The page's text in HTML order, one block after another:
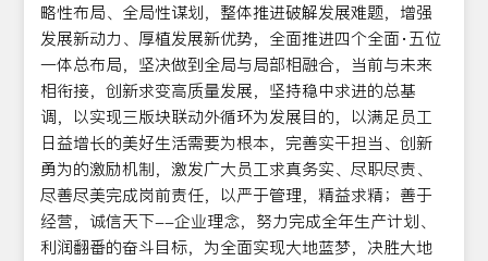
略性布局、全局性谋划，整体推进破解发展难题，增强
发展新动力、厚植发展新优势，全面推进四个全面·五位
一体总布局，坚决做到全局与局部相融合，当前与未来
相衔接，创新求变高质量发展，坚持稳中求进的总基
调，以实现三版块联动外循环为发展目的，以满足员工
日益增长的美好生活需要为根本，完善实干担当、创新
勇为的激励机制，激发广大员工求真务实、尽职尽责、
尽善尽美完成岗前责任，以严于管理，精益求精；善于
经营，诚信天下--企业理念，努力完成全年生产计划、
利润翻番的奋斗目标，为全面实现大地蓝梦，决胜大地